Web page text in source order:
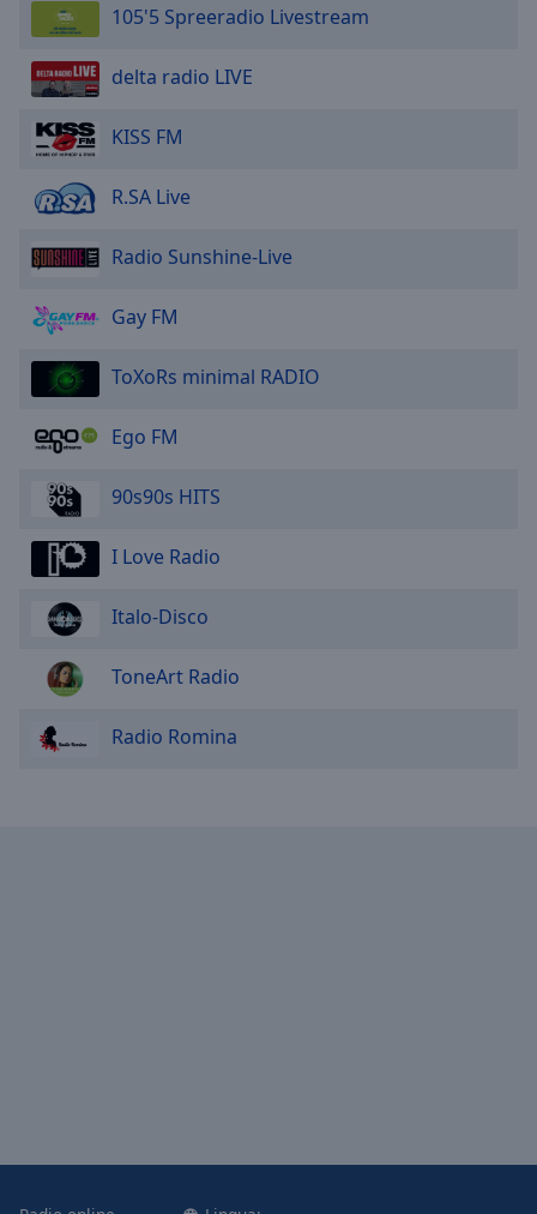
105'5 Spreeradio Livestream
delta radio LIVE
KISS FM
R.SA Live
Radio Sunshine-Live
Gay FM
ToXoRs minimal RADIO
Ego FM
90s90s HITS
I Love Radio
Italo-Disco
ToneArt Radio
Radio Romina